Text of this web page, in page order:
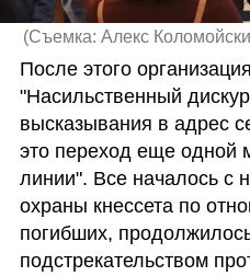
(Съемка: Алекс
После этого
"Насильственный
высказывания в адрес
это переход еще одной
линии". Все началось с
охраны кнессета по
погибших,
подстрекательством